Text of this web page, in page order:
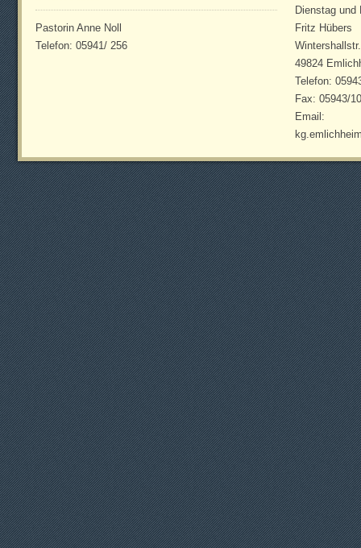
Pastorin Anne Noll
Telefon: 05941/ 256
Dienstag und
Fritz Hübers
49824
Telefon:
Fax: 05943/
Email: